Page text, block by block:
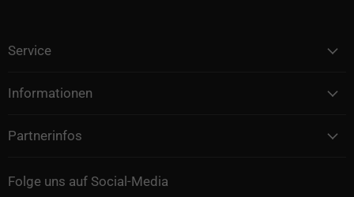
Service
Informationen
Partnerinfos
Folge uns auf Social-Media